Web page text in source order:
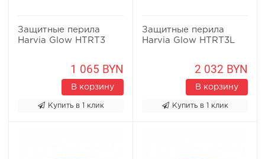
Защитные перила
Harvia Glow HTRT3
1 065 BYN
В корзину
Купить в 1 клик
Защитные перила
Harvia Glow HTRT3L
2 032 BYN
В корзину
Купить в 1 клик